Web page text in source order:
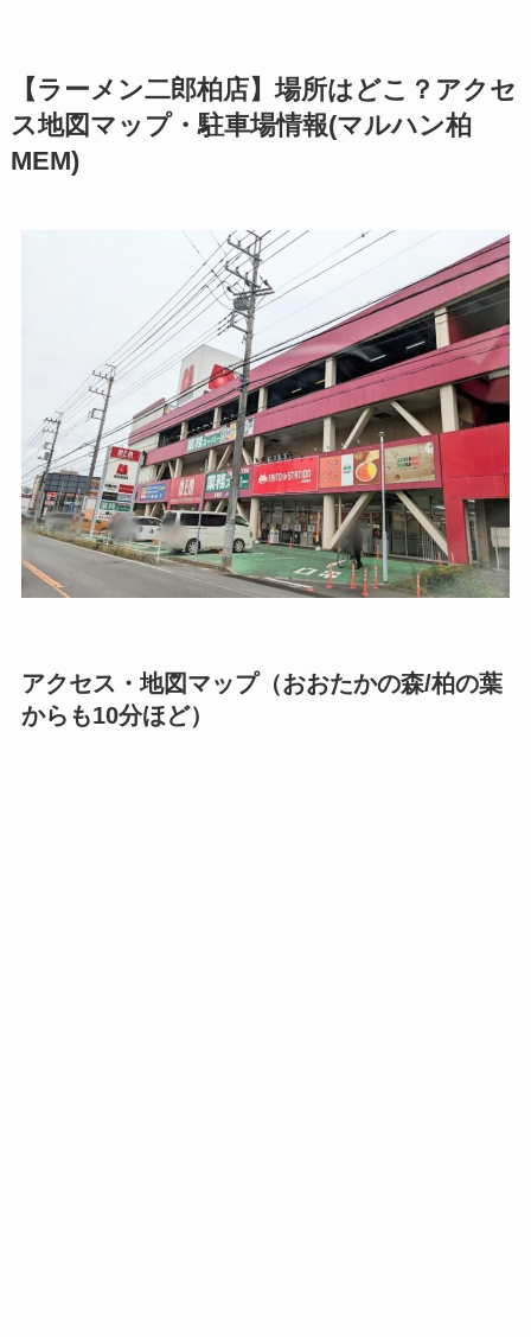
【ラーメン二郎柏店】場所はどこ？アクセ
ス地図マップ・駐車場情報(マルハン柏
MEM)
アクセス・地図マップ（おおたかの森/柏の葉
からも10分ほど）